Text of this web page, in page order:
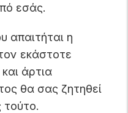
εσάς.
απαιτήται η
εκάστοτε
άρτια
θα σας ζητηθεί
τούτο.